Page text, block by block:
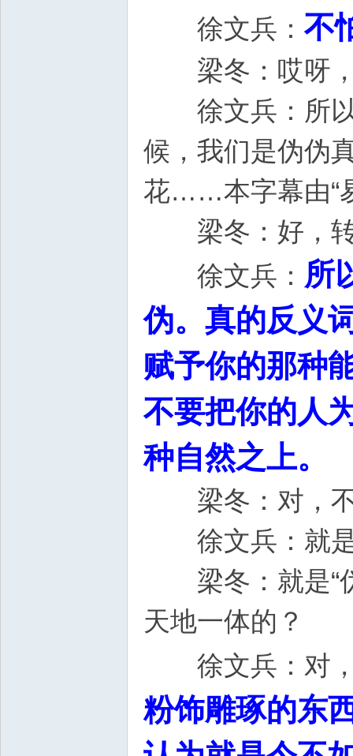
徐文兵： 不
梁冬：哎呀
徐文兵：所以
候，我们是伪伪
花……本字幕由
梁冬：好，
徐文兵： 所
伪。真的反义
赋予你的那种
不要把你的人
种自然之上。
梁冬：对，
徐文兵：就
梁冬：就是“伪
天地一体的
徐文兵：对
粉饰雕琢的东